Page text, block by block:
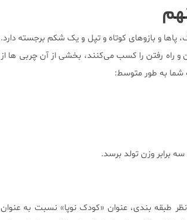
و بازوهای کوتاه و تپل و یک شکم برجسته دارد.
و راه رفتن را کسب می‌کنند، بخشی از آن چربی ها از
به طور متوسط:
برابر وزن تولد برسد.
طبقه بندی، عنوان «کودک نوپا» نسبت به عنوان